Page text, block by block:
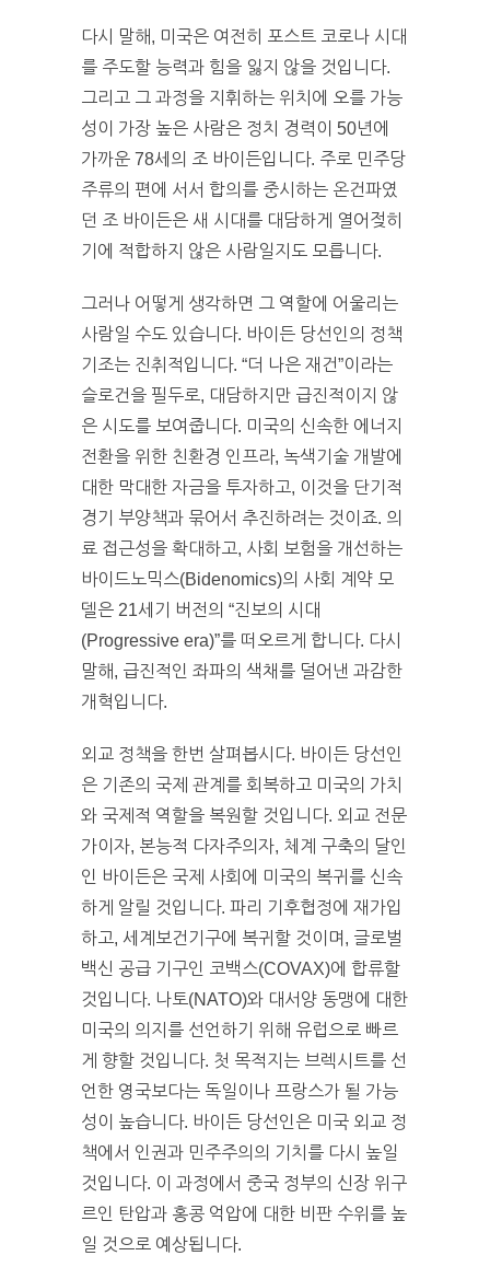
다시 말해, 미국은 여전히 포스트 코로나 시대
를 주도할 능력과 힘을 잃지 않을 것입니다.
그리고 그 과정을 지휘하는 위치에 오를 가능
성이 가장 높은 사람은 정치 경력이 50년에
가까운 78세의 조 바이든입니다. 주로 민주당
주류의 편에 서서 합의를 중시하는 온건파였
던 조 바이든은 새 시대를 대담하게 열어젖히
기에 적합하지 않은 사람일지도 모릅니다.
그러나 어떻게 생각하면 그 역할에 어울리는
사람일 수도 있습니다. 바이든 당선인의 정책
기조는 진취적입니다. “더 나은 재건”이라는
슬로건을 필두로, 대담하지만 급진적이지 않
은 시도를 보여줍니다. 미국의 신속한 에너지
전환을 위한 친환경 인프라, 녹색기술 개발에
대한 막대한 자금을 투자하고, 이것을 단기적
경기 부양책과 묶어서 추진하려는 것이죠. 의
료 접근성을 확대하고, 사회 보험을 개선하는
바이드노믹스(Bidenomics)의 사회 계약 모
델은 21세기 버전의 “진보의 시대
(Progressive era)”를 떠오르게 합니다. 다시
말해, 급진적인 좌파의 색채를 덜어낸 과감한
개혁입니다.
외교 정책을 한번 살펴봅시다. 바이든 당선인
은 기존의 국제 관계를 회복하고 미국의 가치
와 국제적 역할을 복원할 것입니다. 외교 전문
가이자, 본능적 다자주의자, 체계 구축의 달인
인 바이든은 국제 사회에 미국의 복귀를 신속
하게 알릴 것입니다. 파리 기후협정에 재가입
하고, 세계보건기구에 복귀할 것이며, 글로벌
백신 공급 기구인 코백스(COVAX)에 합류할
것입니다. 나토(NATO)와 대서양 동맹에 대한
미국의 의지를 선언하기 위해 유럽으로 빠르
게 향할 것입니다. 첫 목적지는 브렉시트를 선
언한 영국보다는 독일이나 프랑스가 될 가능
성이 높습니다. 바이든 당선인은 미국 외교 정
책에서 인권과 민주주의의 기치를 다시 높일
것입니다. 이 과정에서 중국 정부의 신장 위구
르인 탄압과 홍콩 억압에 대한 비판 수위를 높
일 것으로 예상됩니다.